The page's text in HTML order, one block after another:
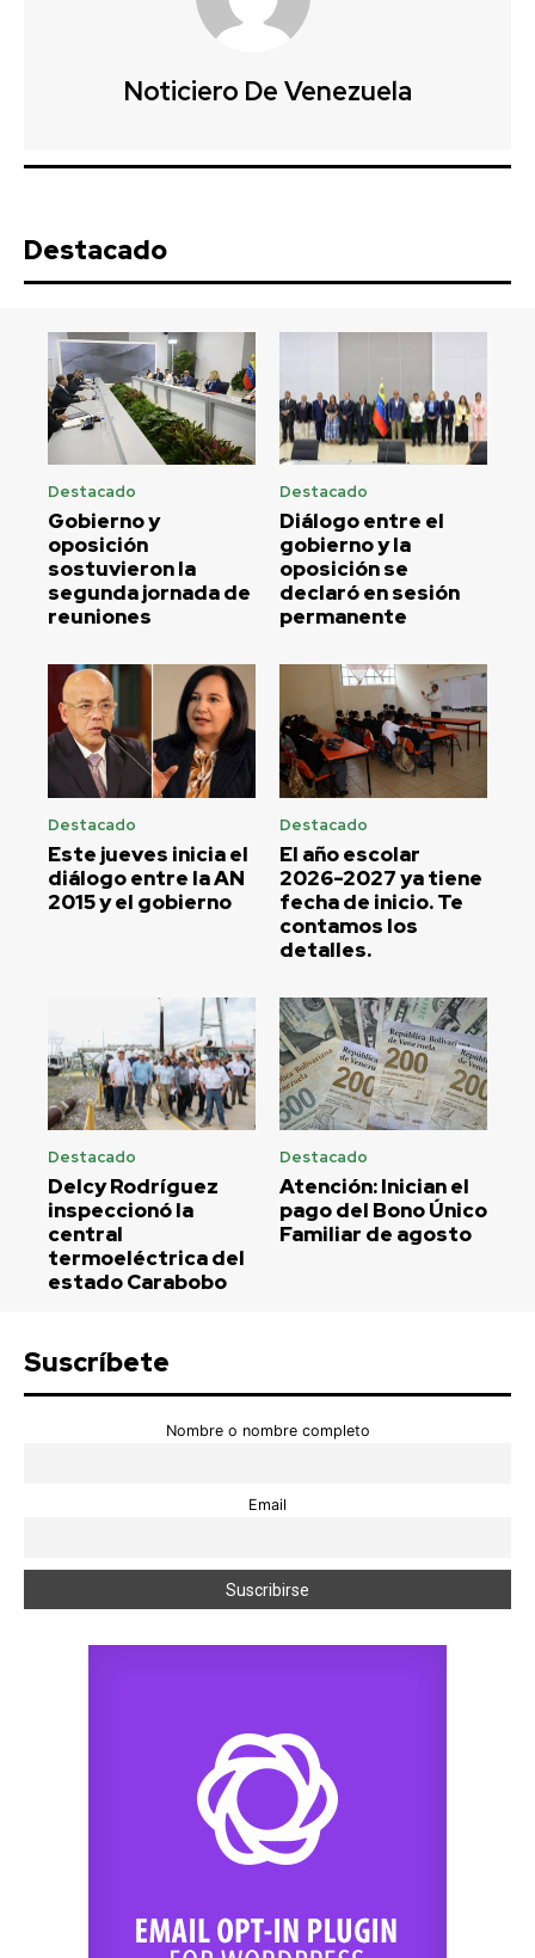
Noticiero De Venezuela
Destacado
Destacado
Gobierno y
oposición
sostuvieron la
segunda jornada de
reuniones
Destacado
Diálogo entre el
gobierno y la
oposición se
declaró en sesión
permanente
Destacado
Este jueves inicia el
diálogo entre la AN
2015 y el gobierno
Destacado
El año escolar
2026-2027 ya tiene
fecha de inicio. Te
contamos los
detalles.
Destacado
Delcy Rodríguez
inspeccionó la
central
termoeléctrica del
estado Carabobo
Destacado
Atención: Inician el
pago del Bono Único
Familiar de agosto
Suscríbete
Nombre o nombre completo
Email